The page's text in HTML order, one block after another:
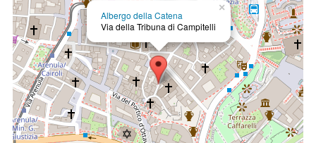
×
Albergo della Catena
Via della Tribuna di Campitelli